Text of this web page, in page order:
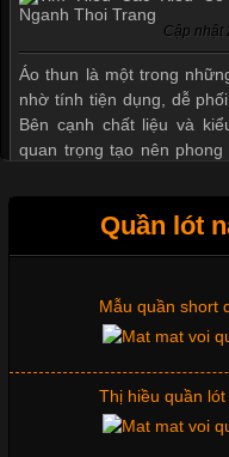
Cập nhật
Áo thun là một trong
nhờ tính tiện dụng, dễ
Bên cạnh chất liệu và
quan trọng tạo nên
Những Mẫu Áo
Cập nhật
Quần lót
Mẫu quần short
Thị hiều quần